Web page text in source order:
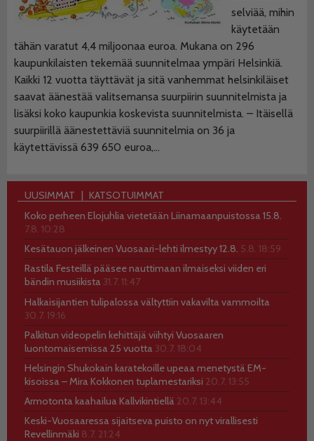
selviää, mihin
käytetään
tähän varatut 4,4 miljoonaa euroa. Mukana on 296
kaupunkilaisten tekemää suunnitelmaa ympäri Helsinkiä.
Kaikki 12 vuotta täyttävät ja sitä vanhemmat helsinkiläiset
saavat äänestää valitsemansa suurpiirin suunnitelmista ja
lisäksi koko kaupunkia koskevista suunnitelmista. – Itäisellä
suurpiirillä äänestettäviä suunnitelmia on 36 ja
käytettävissä 639 650 euroa,…
UUSIMMAT
KATSOTUIMMAT
Koko perheen Elojuhlia vietetään Liinamaanpuistossa 15.8.
7.8. 10:28
Kesätauon jälkeinen Vuosaari-lehti ilmestyy 12.8. 5.8. 18:59
Rastila Festeillä pääsee nauttimaan ilmaiseksi viiden eri
bändin musiikista 31.7. 11:47
Halkaisijantien tulipalossa vältyttiin vakavilta vammoilta
30.7. 19:16
Palkitun videopelin kehittäjä viihtyi Vuosaaren
luontomaisemissa 25 vuotta 30.7. 18:04
Helsingin Shukokain karatekoille upeaa menetystä EM-
kisoissa – Mira Kokkonen tuplamestariksi 20.7. 13:55
Armotonta kaahailua Kallvikintiellä 20.7. 13:44
Keski-Vuosaaressa sijaitseva puisto on nyt virallisesti
Revellinmäki 8.7. 21:24